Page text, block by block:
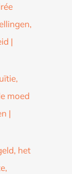
|
moed
|
het